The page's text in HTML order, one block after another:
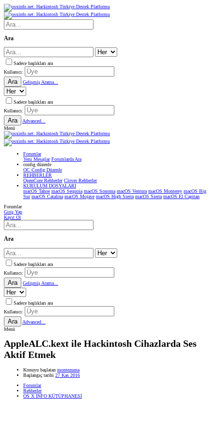
Ara
Sadece başlıkları ara
Kullanıcı:
Ara Gelişmiş Arama...
Sadece başlıkları ara
Kullanıcı:
Ara
Advanced...
Menü
Forumlar
Yeni Mesajlar Forumlarda Ara
confıg düzenle
OC Config Düzenle
REHBERLER
OpenCore Rehberler Clover Rehberler
KURULUM DOSYALARI
macOS Tahoe macOS Sequoia macOS Sonoma macOS Ventura macOS Monterey macOS Big
Sur macOS Catalina macOS Mojave macOS High Sierra macOS Sierra macOS El Capitan
Forumlar
Giriş Yap
Kayıt Ol
Ara
Sadece başlıkları ara
Kullanıcı:
Ara Gelişmiş Arama...
Sadece başlıkları ara
Kullanıcı:
Ara
Advanced...
Menü
AppleALC.kext ile Hackintosh Cihazlarda Ses
Aktif Etmek
Konuyu başlatan montezuma
Başlangıç tarihi 27 Kas 2016
Forumlar
Rehberler
OS X INFO KÜTÜPHANESİ